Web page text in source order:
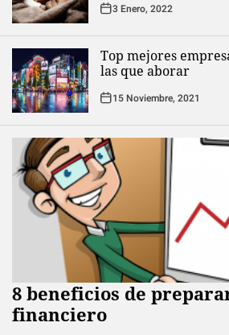
3 Enero, 2022
Top mejores
las que aborar
15 Noviembre, 2021
8 beneficios de
financiero